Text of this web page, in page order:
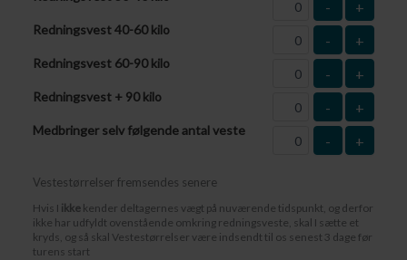
- +
Redningsvest 40-60 kilo
- +
Redningsvest 60-90 kilo
- +
Redningsvest + 90 kilo
- +
Medbringer selv følgende antal veste
- +
Vestestørrelser fremsendes senere
Hvis I ikke kender deltagernes vægt på nuværende tidspunkt, og derfor
ikke har udfyldt ovenstående omkring redningsveste, skal I sætte et
kryds, og så skal Vestestørrelser være indsendt til os senest 3 dage før
turens start